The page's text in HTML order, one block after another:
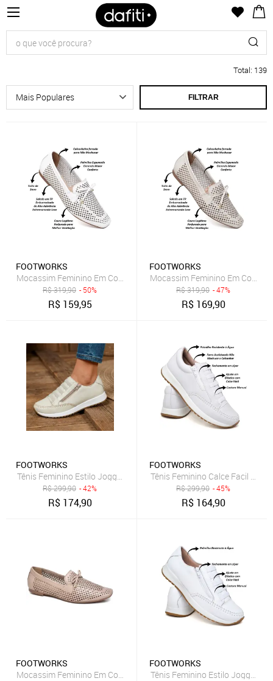
Total: 139
FILTRAR
FOOTWORKS
Mocassim Feminino Em Couro Confortável Recortado a Laser 152
R$319,90 - 50%
R$ 159,95
FOOTWORKS
Mocassim Feminino Em Couro
R$319,90 - 47%
R$ 169,90
FOOTWORKS
Tênis Feminino Estilo Jogger Calce Facil Em Couro Legítimo
R$299,90 - 42%
R$ 174,90
FOOTWORKS
Tênis Feminino Calce Facil
R$299,90 - 45%
R$ 164,90
FOOTWORKS
Mocassim Feminino Em Couro Confortável Recortado a Laser 152
FOOTWORKS